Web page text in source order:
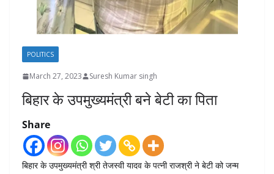
POLITICS
March 27, 2023 Suresh Kumar singh
बिहार के उपमुख्यमंत्री बने बेटी का पिता
Share
बिहार के उपमुख्यमंत्री श्री तेजस्वी यादव के पत्नी राजश्री ने बेटी को जन्म